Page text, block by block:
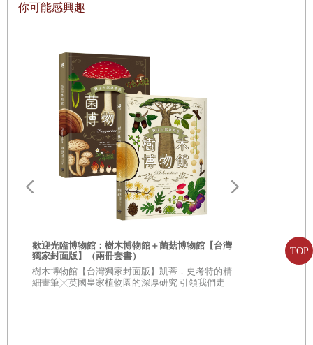
TOP
你可能感興趣 |
歡迎光臨博物館：樹木博物館＋菌菇博物館【台灣
獨家封面版】（兩冊套書）
樹木博物館【台灣獨家封面版】凱蒂．史考特的精
細畫筆╳英國皇家植物園的深厚研究 引領我們走